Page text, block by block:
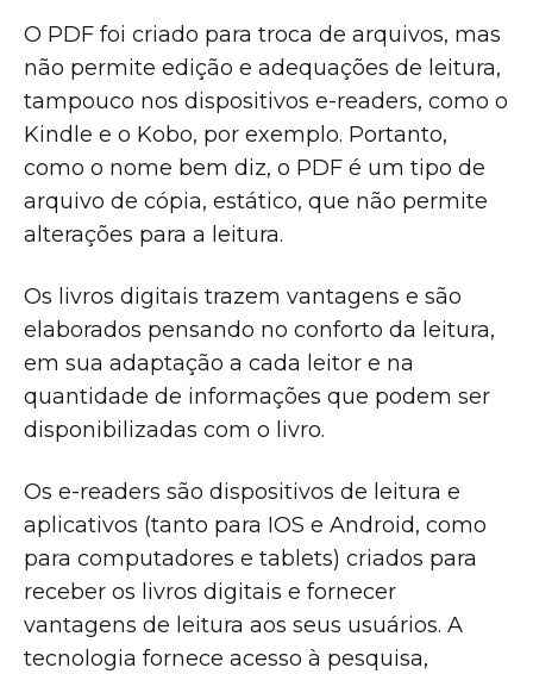
O PDF foi criado para troca de arquivos, mas
não permite edição e adequações de leitura,
tampouco nos dispositivos e-readers, como o
Kindle e o Kobo, por exemplo. Portanto,
como o nome bem diz, o PDF é um tipo de
arquivo de cópia, estático, que não permite
alterações para a leitura.
Os livros digitais trazem vantagens e são
elaborados pensando no conforto da leitura,
em sua adaptação a cada leitor e na
quantidade de informações que podem ser
disponibilizadas com o livro.
Os e-readers são dispositivos de leitura e
aplicativos (tanto para IOS e Android, como
para computadores e tablets) criados para
receber os livros digitais e fornecer
vantagens de leitura aos seus usuários. A
tecnologia fornece acesso à pesquisa,